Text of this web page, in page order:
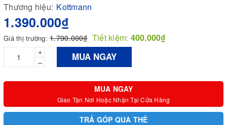
Thương hiệu: Kottmann
1.390.000₫
Giá thị trường: 1.790.000₫ Tiết kiệm: 400.000₫
+
–
MUA NGAY
MUA NGAY
Giao Tận Nơi Hoặc Nhận Tại Cửa Hàng
TRẢ GÓP QUA THẺ